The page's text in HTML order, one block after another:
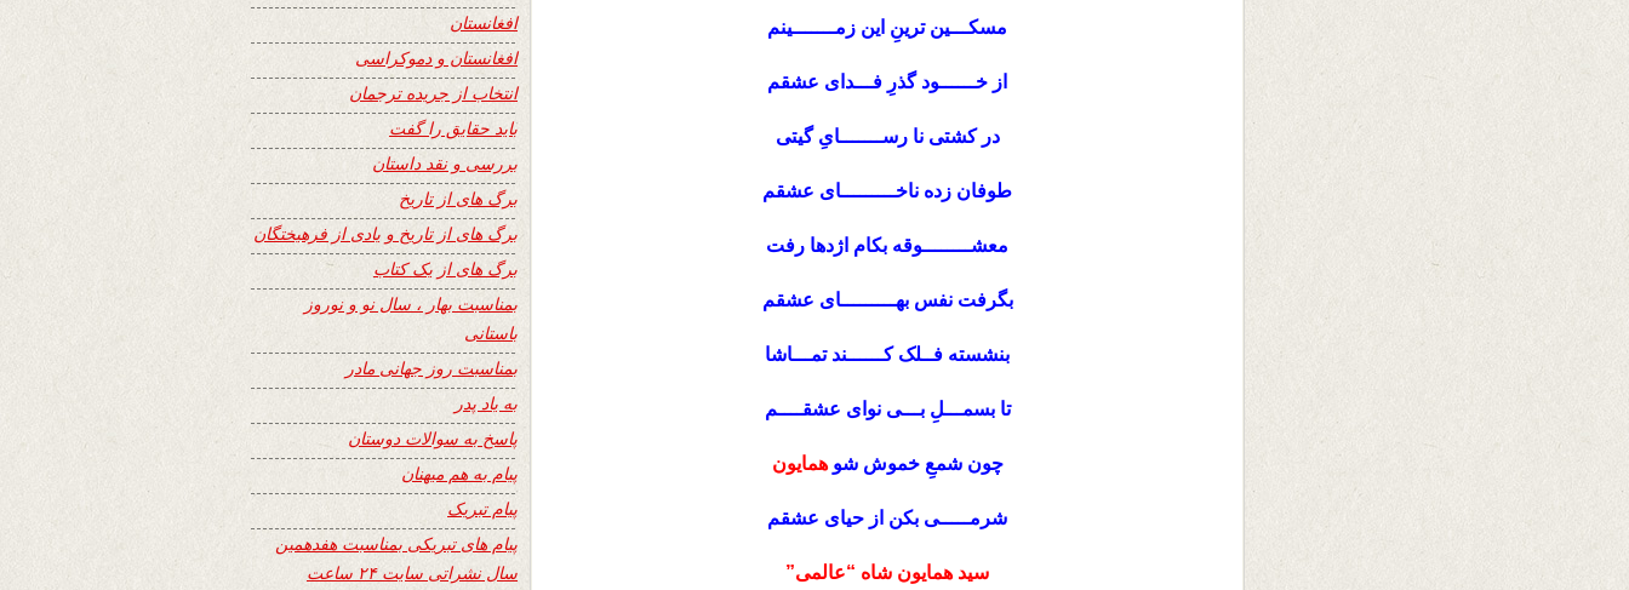
مسکـــین ترینِ این زمـــــــینم
از خــــــود گذرِ فـــدای عشقم
در کشتی نا رســـــــایِ گیتی
طوفان زده ناخـــــــــای عشقم
معشــــــــوقه بکام اژدها رفت
بگرفت نفس بهـــــــــای عشقم
بنشسته فــلک کــــــند تمـــاشا
تا بسمـــلِ بـــی نوای عشقــــم
چون شمعِ خموش شوهمایون
شرمـــــی بکن از حیای عشقم
سید همایون شاه “عالمی”
افغانستان
افغانستان و دموکراسی
انتخاب از جریده ترجمان
باید حقایق را گفت
بررسی و نقد داستان
برگ های از تاریخ
برگ های از تاریخ و یادی از فرهیختگان
برگ های از یک کتاب
بمناسبت بهار ، سال نو و نوروز
باستانی
بمناسبت روز جهانی مادر
به یاد پدر
پاسخ به سوالات دوستان
پیام به هم میهنان
پیام تبریک
پیام های تبریکی بمناسبت هفدهمین
سال نشراتی سایت ۲۴ ساعت